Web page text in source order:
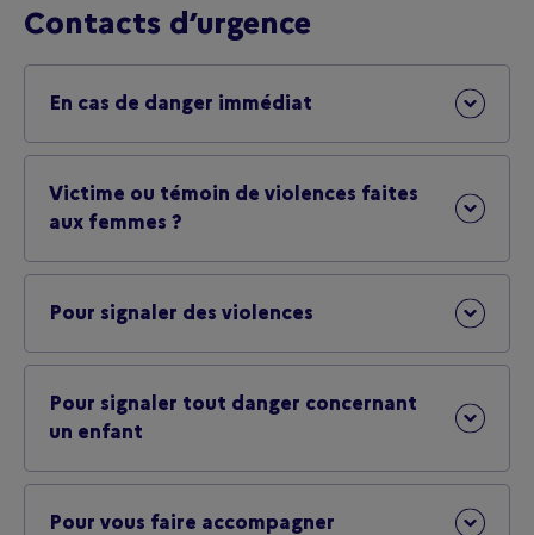
Contacts d’urgence
En cas de danger immédiat
Victime ou témoin de violences faites
aux femmes ?
Pour signaler des violences
Pour signaler tout danger concernant
un enfant
Pour vous faire accompagner